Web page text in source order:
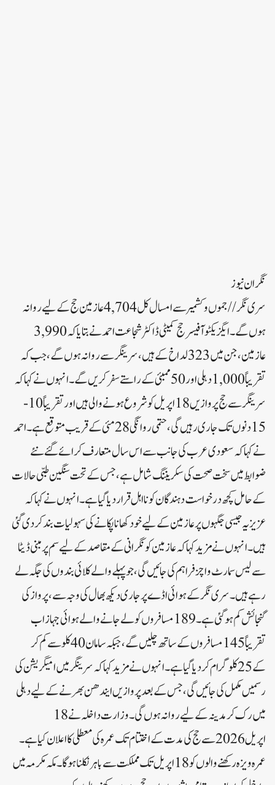
نگران نیوز
سری نگر// جموں و کشمیر سے امسال کل 4,704 عازمین حج کے لیے روانہ
ہوں گے۔ایگزیکٹو آفیسر حج کمیٹی ڈاکٹر شجاعت احمد نے بتایا کہ 3,990
عازمین، جن میں 323 لداخ کے ہیں ،سرینگر سے روانہ ہوں گے، جب کہ
تقریباً 1,000 دہلی اور 50 ممبئی کے راستے سفر کریں گے۔انہوں نے کہا کہ
سرینگر سے حج پروازیں 18 اپریل کو شروع ہونے والی ہیں اور تقریباً 10-
15 دنوں تک جاری رہیں گی، حتمی روانگی 28 مئی کے قریب متوقع ہے۔احمد
نے کہا کہ سعودی عرب کی جانب سے اس سال متعارف کرائے گئے نئے
ضوابط میں سخت صحت کی سکریننگ شامل ہے، جس کے تحت سنگین طبی حالات
کے حامل کچھ درخواست دہندگان کو نااہل قرار دیا گیا ہے۔ انہوں نے کہا کہ
عزیزیہ جیسی جگہوں پر عازمین کے لیے خود کھانا پکانے کی سہولیات بند کر دی گئی
ہیں۔انہوں نے مزید کہا کہ عازمین کو نگرانی کے مقاصد کے لیے سم پر مبنی ڈیٹا
سے لیس سمارٹ واچز فراہم کی جائیں گی، جو پہلے والے کلائی بندوں کی جگہ لے
رہے ہیں۔سری نگر کے ہوائی اڈے پر جاری دیکھ بھال کی وجہ سے، پرواز کی
گنجائش کم ہو گئی ہے۔189 مسافروں کو لے جانے والے ہوائی جہاز اب
تقریباً 145 مسافروں کے ساتھ چلیں گے، جبکہ سامان 40 کلو سے کم کر
کے 25 کلوگرام کر دیا گیا ہے۔انہوں نے مزید کہا کہ سرینگر میں امیگریشن کی
رسمیں مکمل کی جائیں گی، جس کے بعد پروازیں ایندھن بھرنے کے لیے دہلی
میں رک کر مدینہ کے لیے روانہ ہوں گی۔وزارت داخلہ نے 18
اپریل 2026 سے حج کی مدت کے اختتام تک عمرہ کی معطلی کا اعلان کیاہے۔
عمرہ ویزہ رکھنے والوں کو 18 اپریل تک مملکت سے باہر نکلنا ہوگا۔ مکہ مکرمہ میں